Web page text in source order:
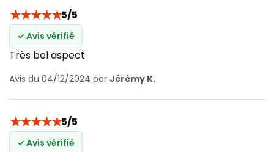
★★★★★5/5
✓ Avis vérifié
Très bel aspect
Avis du 04/12/2024 par Jérémy K.
★★★★★5/5
✓ Avis vérifié